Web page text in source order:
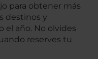
para obtener más
destinos y
el año. No olvides
reserves tu